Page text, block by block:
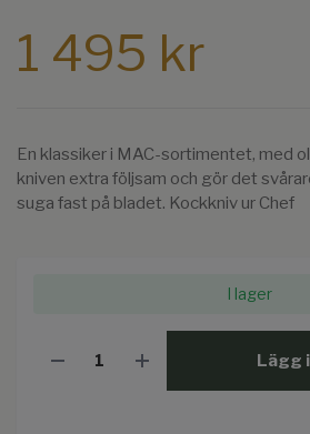
1 495 kr
En klassiker i MAC-sortimentet, med
kniven extra följsam och gör det
suga fast på bladet. Kockkniv ur Chef
I lager
Lägg